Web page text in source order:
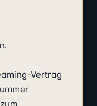
Vertrag